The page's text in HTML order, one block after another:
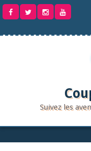
Aller
Suivez les